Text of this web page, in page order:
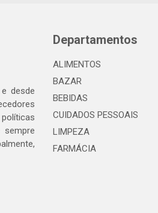
desde
Departamentos
ALIMENTOS
BAZAR
BEBIDAS
CUIDADOS PESSOAIS
LIMPEZA
FARMÁCIA